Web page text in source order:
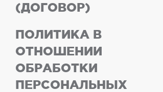
(ДОГОВОР)
ПОЛИТИКА В
ОТНОШЕНИИ
ОБРАБОТКИ
ПЕРСОНАЛЬНЫХ